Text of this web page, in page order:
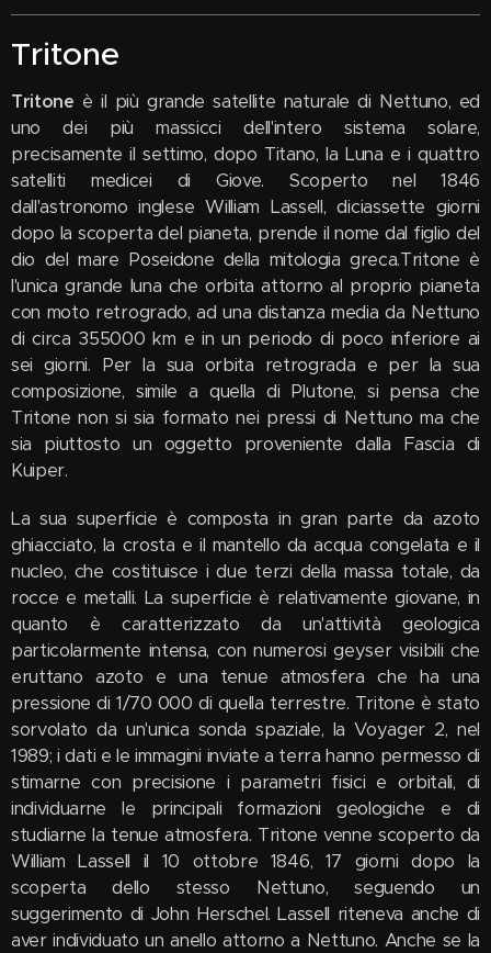
Tritone
Tritone è il più grande satellite naturale di Nettuno, ed
uno dei più massicci dell'intero sistema solare,
precisamente il settimo, dopo Titano, la Luna e i quattro
satelliti medicei di Giove. Scoperto nel 1846
dall'astronomo inglese William Lassell, diciassette giorni
dopo la scoperta del pianeta, prende il nome dal figlio del
dio del mare Poseidone della mitologia greca.Tritone è
l'unica grande luna che orbita attorno al proprio pianeta
con moto retrogrado, ad una distanza media da Nettuno
di circa 355000 km e in un periodo di poco inferiore ai
sei giorni. Per la sua orbita retrograda e per la sua
composizione, simile a quella di Plutone, si pensa che
Tritone non si sia formato nei pressi di Nettuno ma che
sia piuttosto un oggetto proveniente dalla Fascia di
Kuiper.
La sua superficie è composta in gran parte da azoto
ghiacciato, la crosta e il mantello da acqua congelata e il
nucleo, che costituisce i due terzi della massa totale, da
rocce e metalli. La superficie è relativamente giovane, in
quanto è caratterizzato da un'attività geologica
particolarmente intensa, con numerosi geyser visibili che
eruttano azoto e una tenue atmosfera che ha una
pressione di 1/70 000 di quella terrestre. Tritone è stato
sorvolato da un'unica sonda spaziale, la Voyager 2, nel
1989; i dati e le immagini inviate a terra hanno permesso di
stimarne con precisione i parametri fisici e orbitali, di
individuarne le principali formazioni geologiche e di
studiarne la tenue atmosfera. Tritone venne scoperto da
William Lassell il 10 ottobre 1846, 17 giorni dopo la
scoperta dello stesso Nettuno, seguendo un
suggerimento di John Herschel. Lassell riteneva anche di
aver individuato un anello attorno a Nettuno. Anche se la